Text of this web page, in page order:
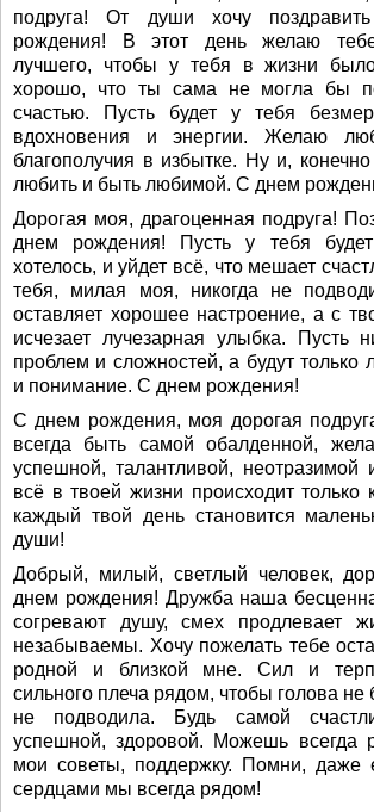
подруга! От души хочу
рождения! В этот день желаю
лучшего, чтобы у тебя в жизни
хорошо, что ты сама не могла бы
счастью. Пусть будет у тебя
вдохновения и энергии. Желаю
благополучия в избытке. Ну и,
любить и быть любимой. С днем
Дорогая моя, драгоценная подруга!
днем рождения! Пусть у тебя
хотелось, и уйдет всё, что мешает
тебя, милая моя, никогда не
оставляет хорошее настроение, а с
исчезает лучезарная улыбка. Пусть
проблем и сложностей, а будут только
и понимание. С днем рождения!
С днем рождения, моя дорогая
всегда быть самой обалденной,
успешной, талантливой, неотразимой
всё в твоей жизни происходит только
каждый твой день становится
души!
Добрый, милый, светлый человек,
днем рождения! Дружба наша
согревают душу, смех продлевает
незабываемы. Хочу пожелать тебе
родной и близкой мне. Сил и
сильного плеча рядом, чтобы голова не
не подводила. Будь самой
успешной, здоровой. Можешь всегда
мои советы, поддержку. Помни, даже
сердцами мы всегда рядом!